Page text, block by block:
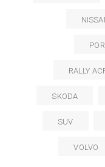
RALLY
SKODA
SUV
VOLVO